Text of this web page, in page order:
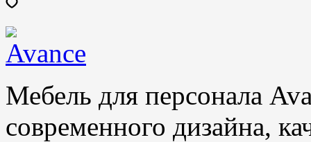
Мебель для персонала
современного дизайна,